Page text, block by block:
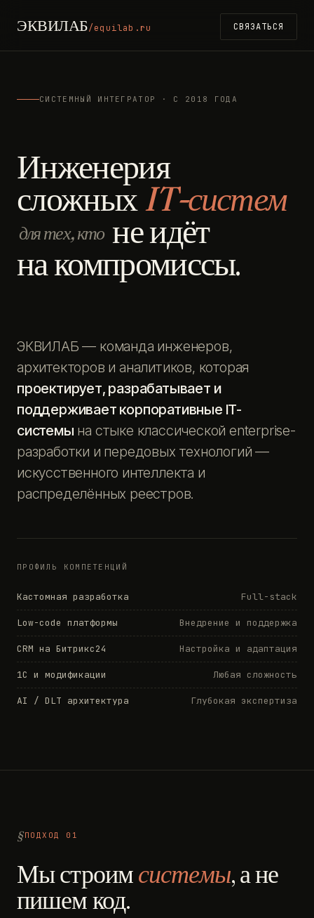
ЭКВИЛАБ/equilab.ru СВЯЗАТЬСЯ
СИСТЕМНЫЙ ИНТЕГРАТОР · С 2018 ГОДА
Инженерия
сложныхIT-систем
для тех, кто не идёт
на компромиссы.
ЭКВИЛАБ — команда инженеров,
архитекторов и аналитиков, которая
проектирует, разрабатывает и
поддерживает корпоративные IT-
системы на стыке классической enterprise-
разработки и передовых технологий —
искусственного интеллекта и
распределённых реестров.
ПРОФИЛЬ КОМПЕТЕНЦИЙ
Кастомная разработка Full-stack
Low-code платформы Внедрение и поддержка
CRM на Битрикс24 Настройка и адаптация
1С и модификации Любая сложность
AI / DLT архитектура Глубокая экспертиза
ПОДХОД 01
Мы строимсистемы, а не
пишем код.